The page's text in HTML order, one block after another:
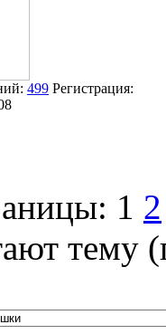
499 Регистрация:
1 2
тему